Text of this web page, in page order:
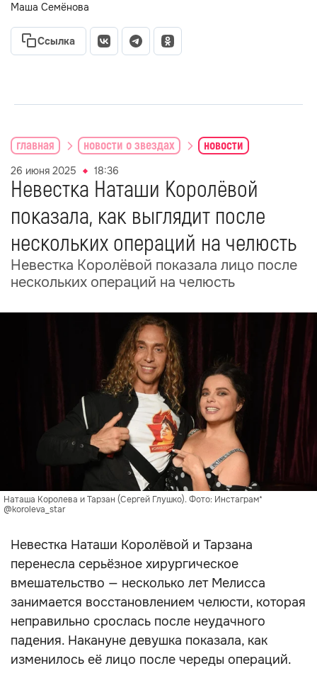
Маша Семёнова
Ссылка
главная новости о звездах новости
26 июня 2025 18:36
Невестка Наташи Королёвой
показала, как выглядит после
нескольких операций на челюсть
Невестка Королёвой показала лицо после
нескольких операций на челюсть
Наташа Королева и Тарзан (Сергей Глушко). Фото: Инстаграм*
@koroleva_star
Невестка Наташи Королёвой и Тарзана
перенесла серьёзное хирургическое
вмешательство — несколько лет Мелисса
занимается восстановлением челюсти, которая
неправильно срослась после неудачного
падения. Накануне девушка показала, как
изменилось её лицо после череды операций.